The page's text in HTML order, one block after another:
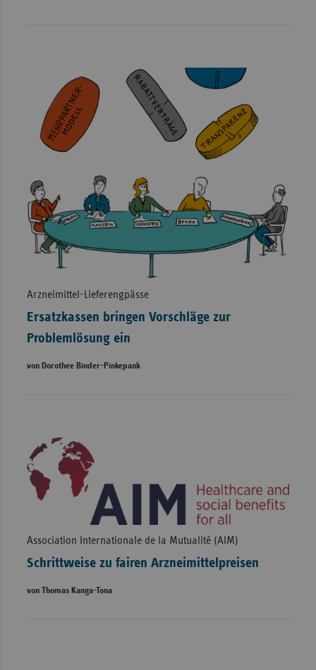
Arzneimittel-Lieferengpässe
Ersatzkassen bringen Vorschläge zur
Problemlösung ein
von Dorothee Binder-Pinkepank
Association Internationale de la Mutualité (AIM)
Schrittweise zu fairen Arzneimittelpreisen
von Thomas Kanga-Tona